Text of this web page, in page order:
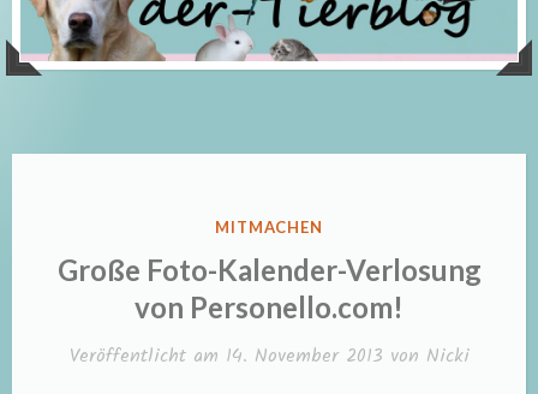
VERÖFFENTLICHT
MITMACHEN
Große Foto-Kalender-Verlosung
von Personello.com!
Veröffentlicht am 14. November 2013 von Nicki